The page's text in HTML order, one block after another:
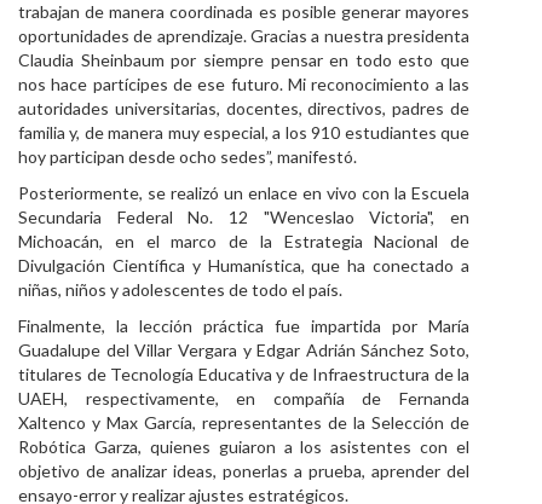
trabajan de manera coordinada es posible generar mayores
oportunidades de aprendizaje. Gracias a nuestra presidenta
Claudia Sheinbaum por siempre pensar en todo esto que
nos hace partícipes de ese futuro. Mi reconocimiento a las
autoridades universitarias, docentes, directivos, padres de
familia y, de manera muy especial, a los 910 estudiantes que
hoy participan desde ocho sedes”, manifestó.
​Posteriormente, se realizó un enlace en vivo con la Escuela
Secundaria Federal No. 12 "Wenceslao Victoria", en
Michoacán, en el marco de la Estrategia Nacional de
Divulgación Científica y Humanística, que ha conectado a
niñas, niños y adolescentes de todo el país.
​Finalmente, la lección práctica fue impartida por María
Guadalupe del Villar Vergara y Edgar Adrián Sánchez Soto,
titulares de Tecnología Educativa y de Infraestructura de la
UAEH, respectivamente, en compañía de Fernanda
Xaltenco y Max García, representantes de la Selección de
Robótica Garza, quienes guiaron a los asistentes con el
objetivo de analizar ideas, ponerlas a prueba, aprender del
ensayo-error y realizar ajustes estratégicos.